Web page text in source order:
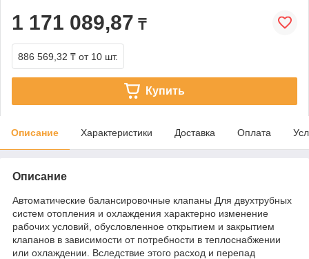
1 171 089,87 ₸
886 569,32 ₸ от 10 шт.
Купить
Описание Характеристики Доставка Оплата
Описание
Автоматические балансировочные клапаны Для двухтрубных
систем отопления и охлаждения характерно изменение
рабочих условий, обусловленное открытием и закрытием
клапанов в зависимости от потребности в теплоснабжении
или охлаждении. Вследствие этого расход и перепад